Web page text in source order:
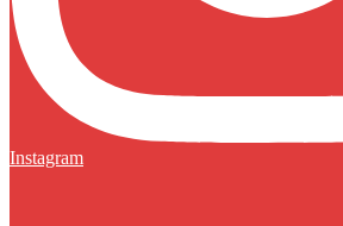
Instagram